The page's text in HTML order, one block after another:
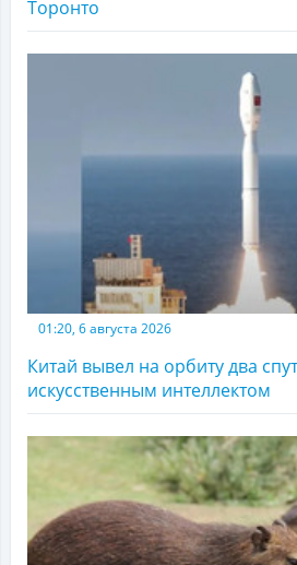
Торонто
01:20, 6 августа 2026
Китай вывел на орбиту два
искусственным интеллектом